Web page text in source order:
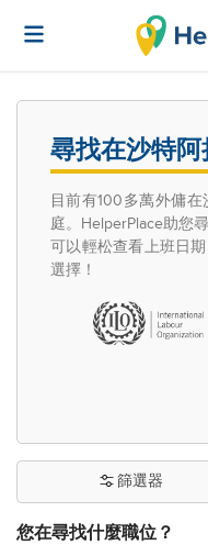
尋找在沙特
目前有100多萬外傭
庭。HelperPlace助您
可以輕松查看上班日
選擇！
您在尋找什麼職位？
篩選器